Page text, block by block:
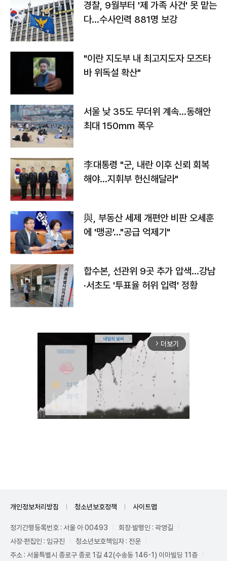
경찰, 9월부터 '제 가족 사건' 못 맡는
다…수사인력 881명 보강
"이란 지도부 내 최고지도자 모즈타
바 위독설 확산"
서울 낮 35도 무더위 계속…동해안
최대 150㎜ 폭우
李대통령 "군, 내란 이후 신뢰 회복
해야…지휘부 헌신해달라"
與, 부동산 세제 개편안 비판 오세훈
에 '맹공'…"공급 억제기"
합수본, 선관위 9곳 추가 압색…강남
·서초도 '투표율 허위 입력' 정황
arrow_forward_ios 더보기
개인정보처리방침 청소년보호정책 사이트맵
정기간행등록번호 : 서울 아 00493
회장·발행인 : 곽영길
사장·편집인 : 임규진
청소년보호책임자 : 전운
주소 : 서울특별시 종로구 종로 1길 42(수송동 146-1) 이마빌딩 11층